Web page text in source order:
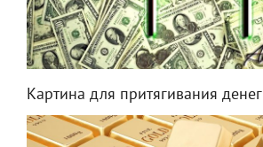
Картина для притягивания денег